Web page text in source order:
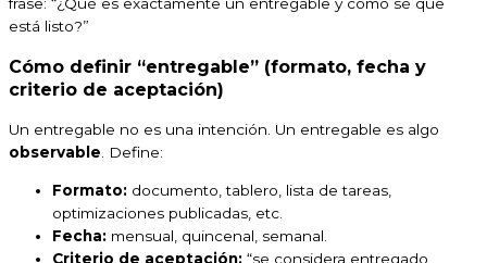
está listo?”
Cómo definir “entregable” (formato, fecha y
criterio de aceptación)
Un entregable no es una intención. Un entregable es algo
observable . Define:
Formato: documento, tablero, lista de tareas,
optimizaciones publicadas, etc.
Fecha: mensual, quincenal, semanal.
Criterio de aceptación: “se considera entregado